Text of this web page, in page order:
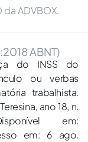
da ADVBOX.
ABNT)
do INSS do
ou verbas
trabalhista.
ano 18, n.
em:
em: 6 ago.